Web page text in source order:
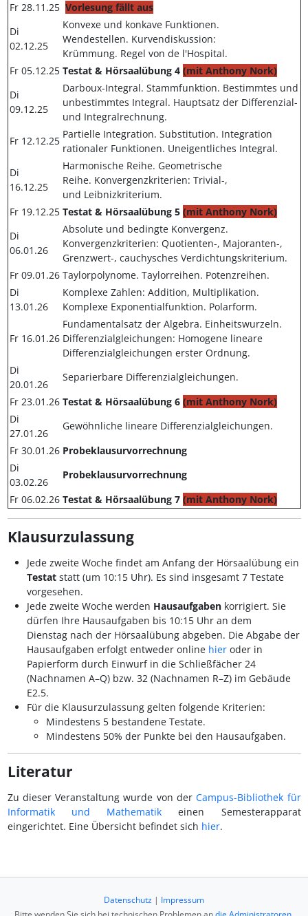
Fr 28.11.25 Vorlesung fällt aus
Di
02.12.25
Konvexe und konkave Funktionen.
Wendestellen. Kurvendiskussion:
Krümmung. Regel von de l'Hospital.
Fr 05.12.25 Testat & Hörsaalübung 4 (mit Anthony Nork)
Di
09.12.25
Darboux-Integral. Stammfunktion. Bestimmtes und
unbestimmtes Integral. Hauptsatz der Differenzial-
und Integralrechnung.
Fr 12.12.25
Partielle Integration. Substitution. Integration
rationaler Funktionen. Uneigentliches Integral.
Di
16.12.25
Harmonische Reihe. Geometrische
Reihe. Konvergenzkriterien: Trivial-,
und Leibnizkriterium.
Fr 19.12.25 Testat & Hörsaalübung 5 (mit Anthony Nork)
Di
06.01.26
Absolute und bedingte Konvergenz.
Konvergenzkriterien: Quotienten-, Majoranten-,
Grenzwert-, cauchysches Verdichtungskriterium.
Fr 09.01.26 Taylorpolynome. Taylorreihen. Potenzreihen.
Di
13.01.26
Komplexe Zahlen: Addition, Multiplikation.
Komplexe Exponentialfunktion. Polarform.
Fr 16.01.26
Fundamentalsatz der Algebra. Einheitswurzeln.
Differenzialgleichungen: Homogene lineare
Differenzialgleichungen erster Ordnung.
Di
20.01.26
Separierbare Differenzialgleichungen.
Fr 23.01.26 Testat & Hörsaalübung 6 (mit Anthony Nork)
Di
27.01.26
Gewöhnliche lineare Differenzialgleichungen.
Fr 30.01.26 Probeklausurvorrechnung
Di
03.02.26
Probeklausurvorrechnung
Fr 06.02.26 Testat & Hörsaalübung 7 (mit Anthony Nork)
Klausurzulassung
Jede zweite Woche findet am Anfang der Hörsaalübung ein
Testatstatt (um 10:15 Uhr). Es sind insgesamt 7 Testate
vorgesehen.
Jede zweite Woche werden Hausaufgabenkorrigiert. Sie
dürfen Ihre Hausaufgaben bis 10:15 Uhr an dem
Dienstag nach der Hörsaalübung abgeben. Die Abgabe der
Hausaufgaben erfolgt entweder online hieroder in
Papierform durch Einwurf in die Schließfächer 24
(Nachnamen A–Q) bzw. 32 (Nachnamen R–Z) im Gebäude
E2.5.
Für die Klausurzulassung gelten folgende Kriterien:
Mindestens 5 bestandene Testate.
Mindestens 50% der Punkte bei den Hausaufgaben.
Literatur
Zu dieser Veranstaltung wurde von derCampus-Bibliothek für
Informatik und Mathematik einen Semesterapparat
eingerichtet. Eine Übersicht befindet sich hier.
Datenschutz | Impressum